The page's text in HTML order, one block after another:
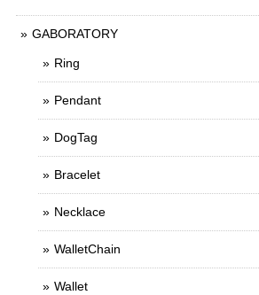
GABORATORY
Ring
Pendant
DogTag
Bracelet
Necklace
WalletChain
Wallet